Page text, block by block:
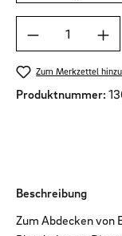
Produkt
Zum Merkzettel
Produktnummer:
Beschreibung
Zum Abdecken von